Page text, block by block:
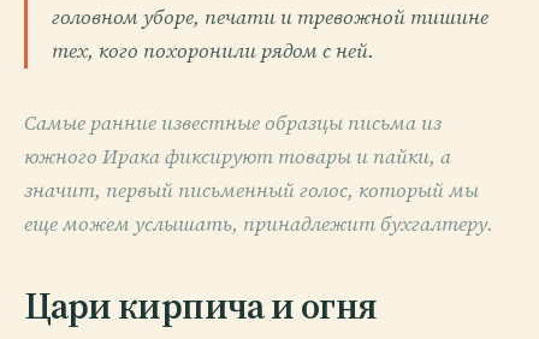
головном уборе, печати и тревожной тишине
тех, кого похоронили рядом с ней.
Самые ранние известные образцы письма из
южного Ирака фиксируют товары и пайки, а
значит, первый письменный голос, который мы
еще можем услышать, принадлежит бухгалтеру.
Цари кирпича и огня